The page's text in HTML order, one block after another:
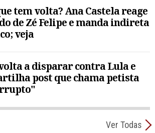
tem volta? Ana Castela reage
de Zé Felipe e manda indireta
veja
a disparar contra Lula e
post que chama petista
Ver Todas